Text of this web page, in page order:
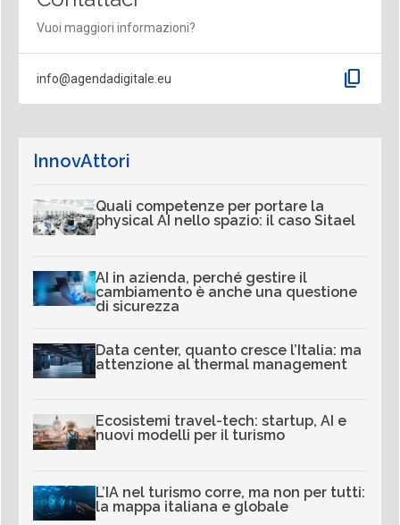
Vuoi maggiori informazioni?
info@agendadigitale.eu content_copy
InnovAttori
Quali competenze per portare la
physical AI nello spazio: il caso Sitael
AI in azienda, perché gestire il
cambiamento è anche una questione
di sicurezza
Data center, quanto cresce l’Italia: ma
attenzione al thermal management
Ecosistemi travel-tech: startup, AI e
nuovi modelli per il turismo
L’IA nel turismo corre, ma non per tutti:
la mappa italiana e globale